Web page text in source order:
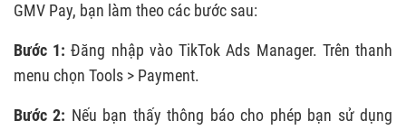
GMV Pay, bạn làm theo các bước sau:
Bước 1:Đăng nhập vào TikTok Ads Manager. Trên thanh
menu chọn Tools > Payment.
Bước 2: Nếu bạn thấy thông báo cho phép bạn sử dụng